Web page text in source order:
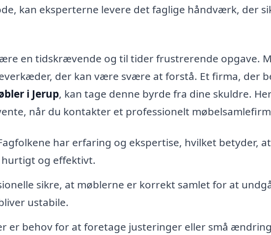
kan eksperterne levere det faglige håndværk, der
en tidskrævende og til tider frustrerende opgave.
der kan være svære at forstå. Et firma, der
i Jerup, kan tage denne byrde fra dine skuldre.
når du kontakter et professionelt
har erfaring og ekspertise, hvilket betyder,
og effektivt.
sikre, at møblerne er korrekt samlet for at
ustabile.
er behov for at foretage justeringer eller små